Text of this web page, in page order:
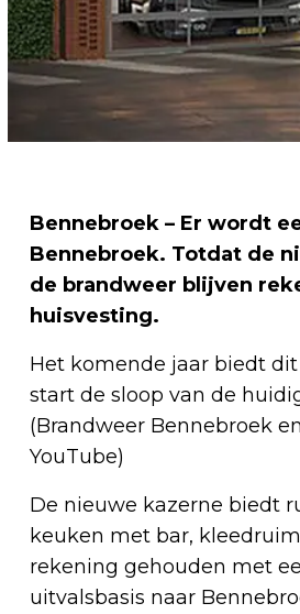
Bennebroek – Er wordt
Bennebroek. Totdat de
de brandweer blijven
huisvesting.
Het komende jaar biedt
start de sloop van de
(Brandweer Bennebroek
YouTube)
De nieuwe kazerne biedt
keuken met bar,
rekening gehouden met
uitvalsbasis naar